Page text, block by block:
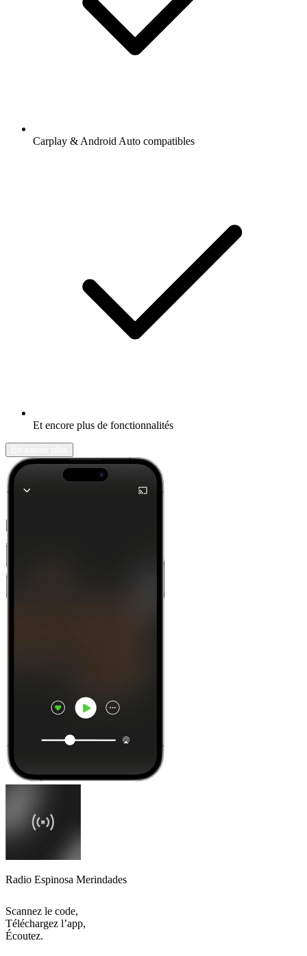
Carplay & Android Auto compatibles
Et encore plus de fonctionnalités
Radio Espinosa Merindades
Scannez le code,
Téléchargez l’app,
Écoutez.